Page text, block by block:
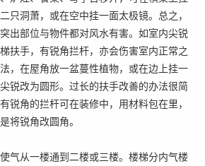
只洞萧，或在空中挂一面太极镜。总之，
出部位与物件都对风水有害。如室内尖锐
扶手，有锐角拦杆，亦会伤害室内正常之
，在屋角放一盆蔓性植物，或在边上挂一
锐改为圆形。过长的扶手改善的办法很简
锐角的拦杆可在装修中，用材料包在里，
将锐角改圆角。
气从一楼通到二楼或三楼。楼梯分内气楼